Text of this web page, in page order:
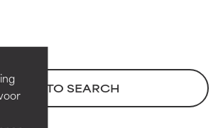
BACK TO SEARCH
en ondersteund door
onderzoek.
actief ingrediënt
de meeste huidtypen of
en ondersteund door
onderzoek.
actief ingrediënt
de meeste huidtypen of